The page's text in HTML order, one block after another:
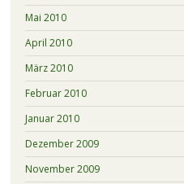
Mai 2010
April 2010
März 2010
Februar 2010
Januar 2010
Dezember 2009
November 2009